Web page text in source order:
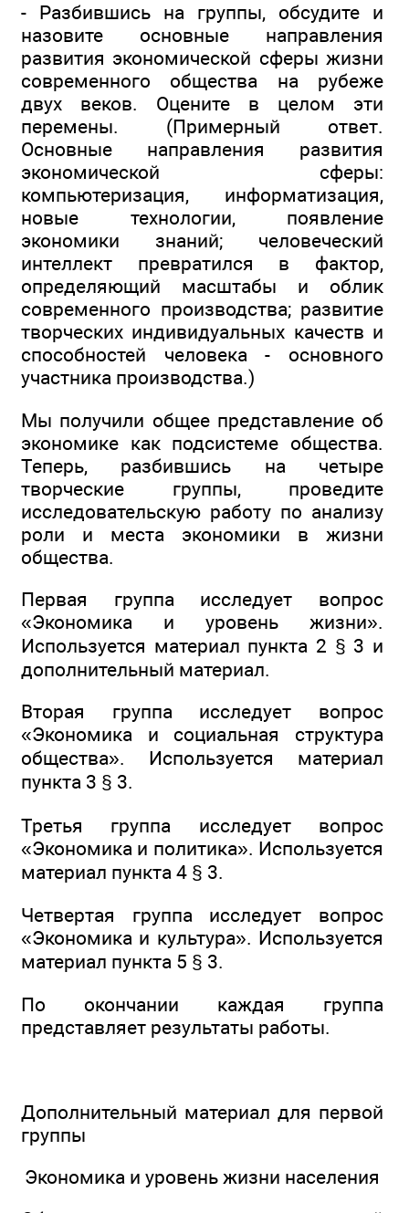
- Разбившись на группы, обсудите и
назовите основные направления
развития экономической сферы жизни
современного общества на рубеже
двух веков. Оцените в целом эти
перемены. (Примерный ответ.
Основные направления развития
экономической сферы:
компьютеризация, информатизация,
новые технологии, появление
экономики знаний; человеческий
интеллект превратился в фактор,
определяющий масштабы и облик
современного производства; развитие
творческих индивидуальных качеств и
способностей человека - основного
участника производства.)
Мы получили общее представление об
экономике как подсистеме общества.
Теперь, разбившись на четыре
творческие группы, проведите
исследовательскую работу по анализу
роли и места экономики в жизни
общества.
Первая группа исследует вопрос
«Экономика и уровень жизни».
Используется материал пункта 2 § 3 и
дополнительный материал.
Вторая группа исследует вопрос
«Экономика и социальная структура
общества». Используется материал
пункта 3 § 3.
Третья группа исследует вопрос
«Экономика и политика». Используется
материал пункта 4 § 3.
Четвертая группа исследует вопрос
«Экономика и культура». Используется
материал пункта 5 § 3.
По окончании каждая группа
представляет результаты работы.
Дополнительный материал для первой
группы
Экономика и уровень жизни населения